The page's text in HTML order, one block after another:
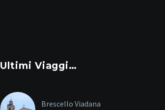
Ultimi Viaggi…
Brescello Viadana